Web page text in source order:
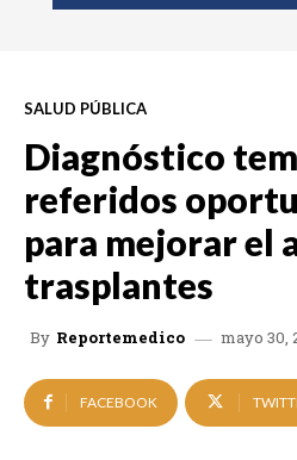
SALUD PÚBLICA
Diagnóstico
referidos
para mejorar el
trasplantes
By Reportemedico mayo 30,
FACEBOOK